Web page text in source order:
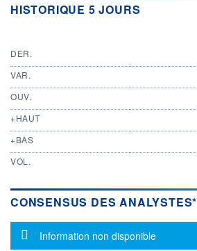
HISTORIQUE 5 JOURS
DER.
VAR.
OUV.
+HAUT
+BAS
VOL.
CONSENSUS DES ANALYSTES*
Message d'information
Information non disponible